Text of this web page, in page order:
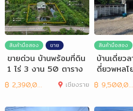
สินค้ามือสอง ขาย
ขายด่วน บ้านพร้อมที่ดิน
1 ไร่ 3 งาน 50 ตาราง
วา ติดทางหลวง
฿ 2,390,000 เชียงราย
สินค้ามือสอง
บ้านเดี่ยว
ดี่ยวพหลโ
ม 2 หลัง
฿ 9,500,000